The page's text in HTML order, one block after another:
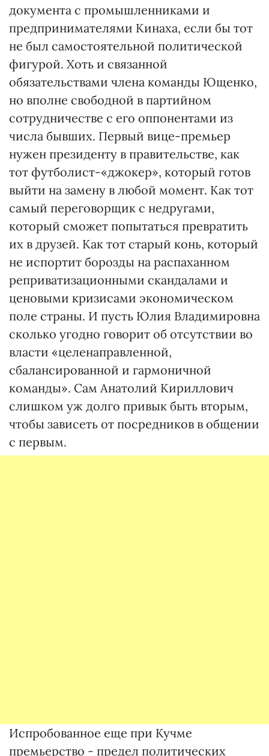
документа с промышленниками и
предпринимателями Кинаха, если бы тот
не был самостоятельной политической
фигурой. Хоть и связанной
обязательствами члена команды Ющенко,
но вполне свободной в партийном
сотрудничестве с его оппонентами из
числа бывших. Первый вице-премьер
нужен президенту в правительстве, как
тот футболист-«джокер», который готов
выйти на замену в любой момент. Как тот
самый переговорщик с недругами,
который сможет попытаться превратить
их в друзей. Как тот старый конь, который
не испортит борозды на распаханном
реприватизационными скандалами и
ценовыми кризисами экономическом
поле страны. И пусть Юлия Владимировна
сколько угодно говорит об отсутствии во
власти «целенаправленной,
сбалансированной и гармоничной
команды». Сам Анатолий Кириллович
слишком уж долго привык быть вторым,
чтобы зависеть от посредников в общении
с первым.
Испробованное еще при Кучме
премьерство - предел политических